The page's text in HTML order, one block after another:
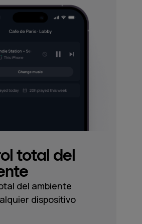
total del
del ambiente
dispositivo